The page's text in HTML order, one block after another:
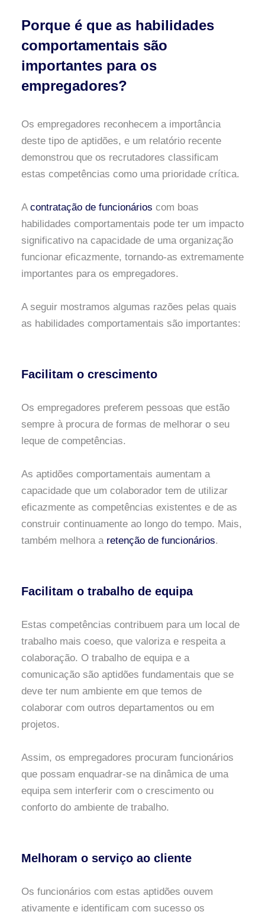
Porque é que as habilidades
comportamentais são
importantes para os
empregadores?
Os empregadores reconhecem a importância
deste tipo de aptidões, e um relatório recente
demonstrou que os recrutadores classificam
estas competências como uma prioridade crítica.
A contratação de funcionários com boas
habilidades comportamentais pode ter um impacto
significativo na capacidade de uma organização
funcionar eficazmente, tornando-as extremamente
importantes para os empregadores.
A seguir mostramos algumas razões pelas quais
as habilidades comportamentais são importantes:
Facilitam o crescimento
Os empregadores preferem pessoas que estão
sempre à procura de formas de melhorar o seu
leque de competências.
As aptidões comportamentais aumentam a
capacidade que um colaborador tem de utilizar
eficazmente as competências existentes e de as
construir continuamente ao longo do tempo. Mais,
também melhora a retenção de funcionários.
Facilitam o trabalho de equipa
Estas competências contribuem para um local de
trabalho mais coeso, que valoriza e respeita a
colaboração. O trabalho de equipa e a
comunicação são aptidões fundamentais que se
deve ter num ambiente em que temos de
colaborar com outros departamentos ou em
projetos.
Assim, os empregadores procuram funcionários
que possam enquadrar-se na dinâmica de uma
equipa sem interferir com o crescimento ou
conforto do ambiente de trabalho.
Melhoram o serviço ao cliente
Os funcionários com estas aptidões ouvem
ativamente e identificam com sucesso os